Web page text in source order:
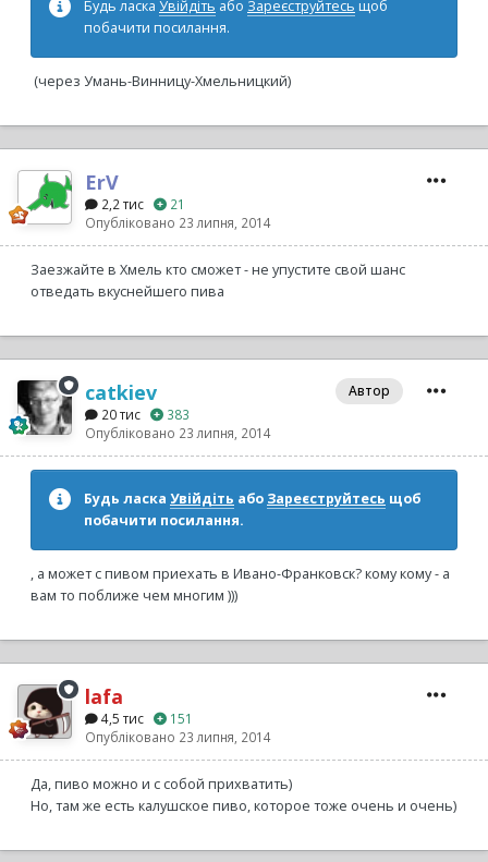
Будь ласка Увійдіть або Зареєструйтесь щоб
побачити посилання.
(через Умань-Винницу-Хмельницкий)
ErV
2,2 тис
21
Опубліковано 23 липня, 2014
Заезжайте в Хмель кто сможет - не упустите свой шанс
отведать вкуснейшего пива
catkiev
20 тис
383
Опубліковано 23 липня, 2014
Автор
Будь ласка Увійдіть або Зареєструйтесь щоб
побачити посилання.
, а может с пивом приехать в Ивано-Франковск? кому кому - а
вам то поближе чем многим )))
lafa
4,5 тис
151
Опубліковано 23 липня, 2014
Да, пиво можно и с собой прихватить)
Но, там же есть калушское пиво, которое тоже очень и очень)